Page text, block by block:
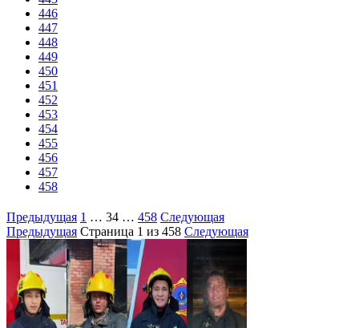
446
447
448
449
450
451
452
453
454
455
456
457
458
Предыдущая 1 … 34 … 458 Следующая
Предыдущая Страница 1 из 458 Следующая